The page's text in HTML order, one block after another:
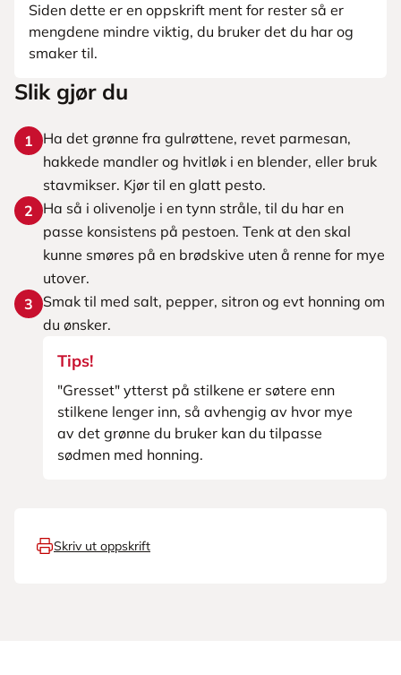
Siden dette er en oppskrift ment for rester så er
mengdene mindre viktig, du bruker det du har og
smaker til.
Slik gjør du
1
Ha det grønne fra gulrøttene, revet parmesan,
hakkede mandler og hvitløk i en blender, eller bruk
stavmikser. Kjør til en glatt pesto.
2
Ha så i olivenolje i en tynn stråle, til du har en
passe konsistens på pestoen. Tenk at den skal
kunne smøres på en brødskive uten å renne for mye
utover.
3
Smak til med salt, pepper, sitron og evt honning om
du ønsker.
Tips!
"Gresset" ytterst på stilkene er søtere enn
stilkene lenger inn, så avhengig av hvor mye
av det grønne du bruker kan du tilpasse
sødmen med honning.
Skriv ut oppskrift